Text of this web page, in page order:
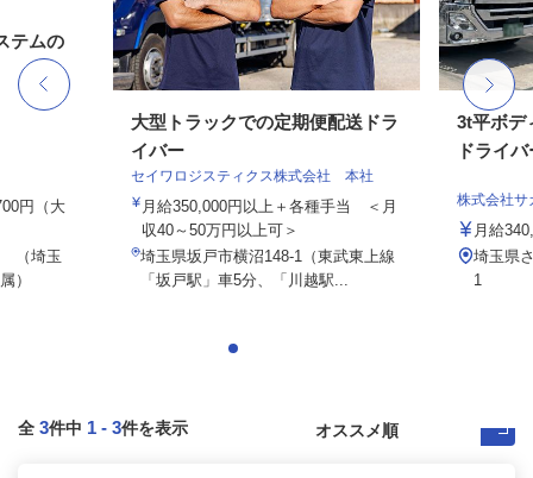
円（大
（埼玉
）
大型トラックでの定期便配送ドラ
イバー
セイワロジスティクス株式会社 本社
月給350,000円以上＋各種手当 ＜月
収40～50万円以上可＞
埼玉県坂戸市横沼148-1（東武東上線
「坂戸駅」車5分、「川越駅...
3t平ボデ
ドライバ
株式会社サ
月給
埼玉県
1
全 3件中 1 - 3件を表示